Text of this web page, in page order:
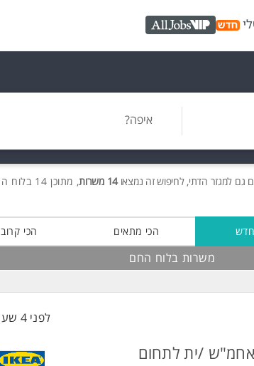
AllJobs VIP
איפה?
גם למגזר הדתי, לחיפוש זה נמצאו14 משרות , מתוכן 14 בלוח החם חינם!
הכי מתאים הכי קרוב
משרות בלוח החם
לפני 4 שעות
/ית לתחום